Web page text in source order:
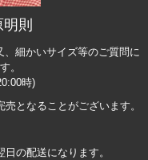
則
細かいサイズ等のご質問に
。
時)
となることがございます。
の配送になります。